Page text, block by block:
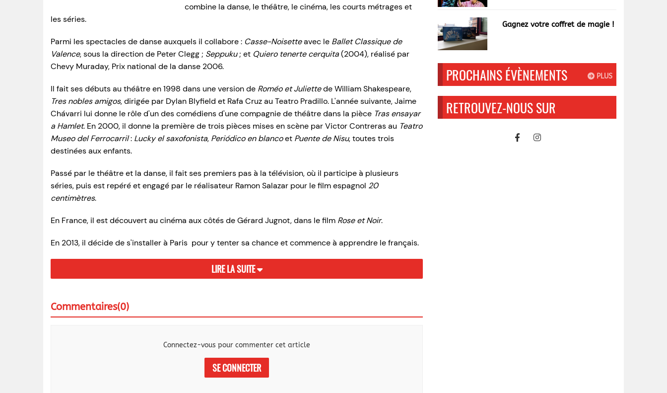
combine la danse, le théâtre, le cinéma, les courts métrages et
les séries.
Parmi les spectacles de danse auxquels il collabore : Casse-Noisetteavec le Ballet Classique de
Valence, sous la direction de Peter Clegg ; Seppuku; et Quiero tenerte cerquita(2004), réalisé par
Chevy Muraday, Prix national de la danse 2006.
Il fait ses débuts au théâtre en 1998 dans une version de Roméo et Juliettede William Shakespeare,
Tres nobles amigos, dirigée par Dylan Blyfield et Rafa Cruz au Teatro Pradillo. L'année suivante, Jaime
Chávarri lui donne le rôle d'un des comédiens d'une compagnie de théâtre dans la pièce Tras ensayar
a Hamlet. En 2000, il donne la première de trois pièces mises en scène par Victor Contreras au Teatro
Museo del Ferrocarril: Lucky el saxofonista, Periódico en blancoet Puente de Nisu, toutes trois
destinées aux enfants.
Passé par le théâtre et la danse, il fait ses premiers pas à la télévision, où il participe à plusieurs
séries, puis est repéré et engagé par le réalisateur Ramon Salazar pour le film espagnol 20
centimètres.
En France, il est découvert au cinéma aux côtés de Gérard Jugnot, dans le film Rose et Noir.
En 2013, il décide de s'installer à Paris pour y tenter sa chance et commence à apprendre le français.
LIRE LA SUITE
Commentaires(0)
Connectez-vous pour commenter cet article
SE CONNECTER
Gagnez votre coffret de magie !
PLUS
PROCHAINS ÉVÈNEMENTS
RETROUVEZ-NOUS SUR